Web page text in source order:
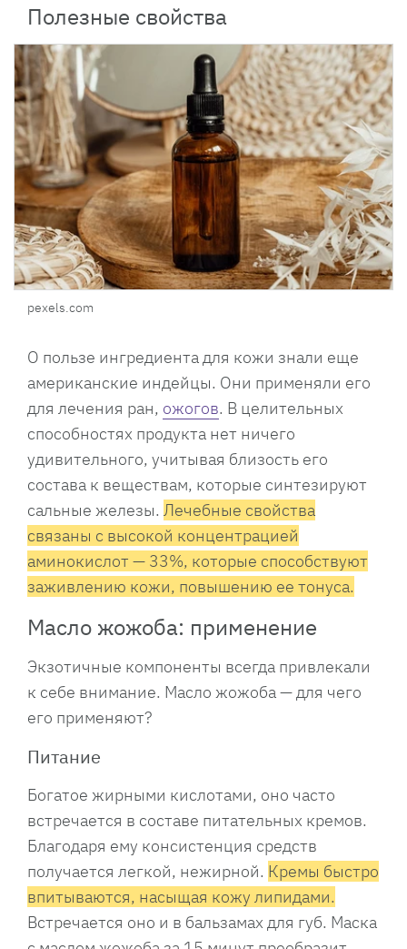
Полезные свойства
pexels.com
О пользе ингредиента для кожи знали еще
американские индейцы. Они применяли его
для лечения ран, ожогов. В целительных
способностях продукта нет ничего
удивительного, учитывая близость его
состава к веществам, которые синтезируют
сальные железы. Лечебные свойства
связаны с высокой концентрацией
аминокислот — 33%, которые способствуют
заживлению кожи, повышению ее тонуса.
Масло жожоба: применение
Экзотичные компоненты всегда привлекали
к себе внимание. Масло жожоба — для чего
его применяют?
Питание
Богатое жирными кислотами, оно часто
встречается в составе питательных кремов.
Благодаря ему консистенция средств
получается легкой, нежирной. Кремы быстро
впитываются, насыщая кожу липидами.
Встречается оно и в бальзамах для губ. Маска